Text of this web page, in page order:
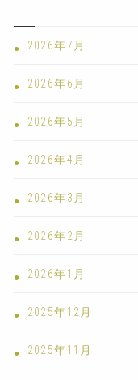
2026年7月
2026年6月
2026年5月
2026年4月
2026年3月
2026年2月
2026年1月
2025年12月
2025年11月